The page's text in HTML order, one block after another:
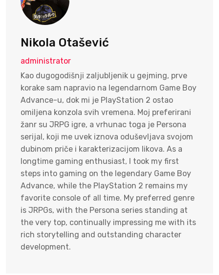
Nikola Otašević
administrator
Kao dugogodišnji zaljubljenik u gejming, prve
korake sam napravio na legendarnom Game Boy
Advance-u, dok mi je PlayStation 2 ostao
omiljena konzola svih vremena. Moj preferirani
žanr su JRPG igre, a vrhunac toga je Persona
serijal, koji me uvek iznova oduševljava svojom
dubinom priče i karakterizacijom likova. As a
longtime gaming enthusiast, I took my first
steps into gaming on the legendary Game Boy
Advance, while the PlayStation 2 remains my
favorite console of all time. My preferred genre
is JRPGs, with the Persona series standing at
the very top, continually impressing me with its
rich storytelling and outstanding character
development.